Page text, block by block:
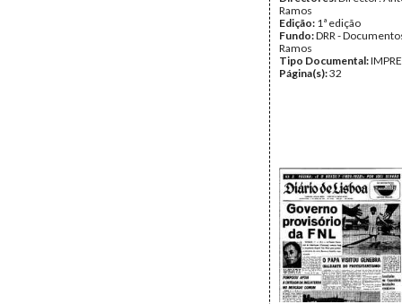
Ramos
Edição: 1ª edição
Fundo:DRR -
Ramos
Tipo Documental:
Página(s):32